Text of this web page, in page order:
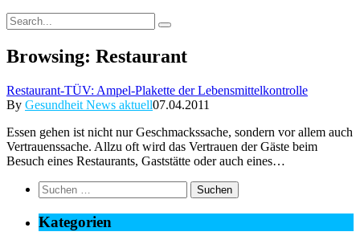
Browsing: Restaurant
Restaurant-TÜV: Ampel-Plakette der Lebensmittelkontrolle
By Gesundheit News aktuell07.04.2011
Essen gehen ist nicht nur Geschmackssache, sondern vor allem auch
Vertrauenssache. Allzu oft wird das Vertrauen der Gäste beim
Besuch eines Restaurants, Gaststätte oder auch eines…
Suchen
nach:
Kategorien